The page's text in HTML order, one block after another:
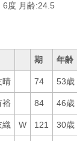
6度 月齢:24.5
期 年齢
晴 74 53歳
裕 84 46歳
織 W 121 30歳